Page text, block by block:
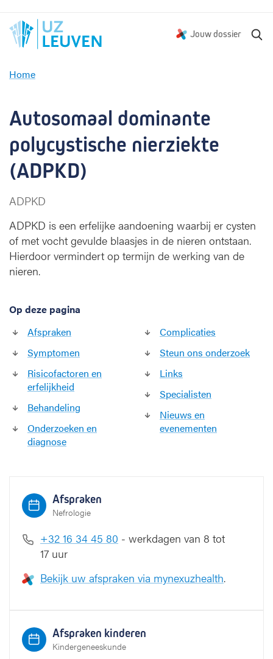
Jouw dossier
Home
o
s
o
m
a
l
o
m
i
n
t
p
o
y
c
y
t
i
e
n
e
r
e
(
Autosomaal dominante
polycystische nierziekte
(ADPKD)
ADPKD
ADPKD is een erfelijke aandoening waarbij er cysten
of met vocht gevulde blaasjes in de nieren ontstaan.
Hierdoor vermindert op termijn de werking van de
nieren.
Op deze pagina
Afspraken
Symptomen
Risicofactoren en
erfelijkheid
Behandeling
Onderzoeken en
diagnose
Complicaties
Steun ons onderzoek
Links
Specialisten
Nieuws en
evenementen
Afspraken
Nefrologie
+32 16 34 45 80 - werkdagen van 8 tot
17 uur
Bekijk uw afspraken via mynexuzhealth.
Afspraken kinderen
Kindergeneeskunde